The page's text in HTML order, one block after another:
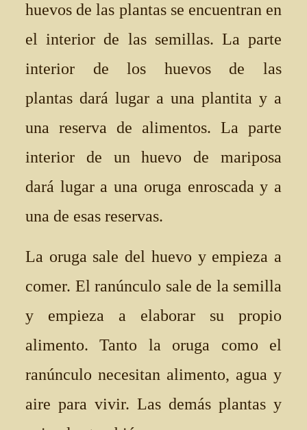
huevos de las plantas se encuentran en
el interior de las semillas. La parte
interior de los huevos de las
plantas dará lugar a una plantita y a
una reserva de alimentos. La parte
interior de un huevo de mariposa
dará lugar a una oruga enroscada y a
una de esas reservas.
La oruga sale del huevo y empieza a
comer. El ranúnculo sale de la semilla
y empieza a elaborar su propio
alimento. Tanto la oruga como el
ranúnculo necesitan alimento, agua y
aire para vivir. Las demás plantas y